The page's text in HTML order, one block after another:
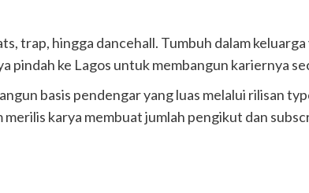
trap, hingga dancehall. Tumbuh dalam keluarga
pindah ke Lagos untuk membangun kariernya
basis pendengar yang luas melalui rilisan
karya membuat jumlah pengikut dan